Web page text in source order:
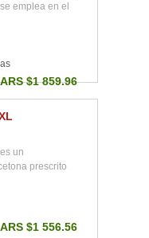
emplea en el
ARS $1 859.96
un
prescrito
ARS $1 556.56